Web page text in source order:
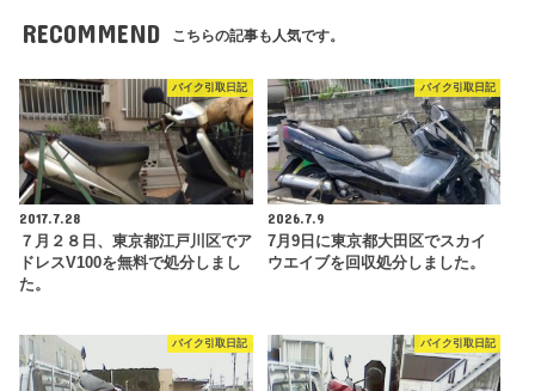
RECOMMEND こちらの記事も人気です。
バイク引取日記
2017.7.28
７月２８日、東京都江戸川区でア
ドレスV100を無料で処分しまし
た。
バイク引取日記
2026.7.9
7月9日に東京都大田区でスカイ
ウエイブを回収処分しました。
バイク引取日記 バイク引取日記